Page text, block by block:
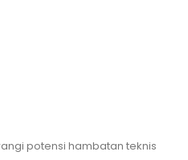
potensi hambatan teknis